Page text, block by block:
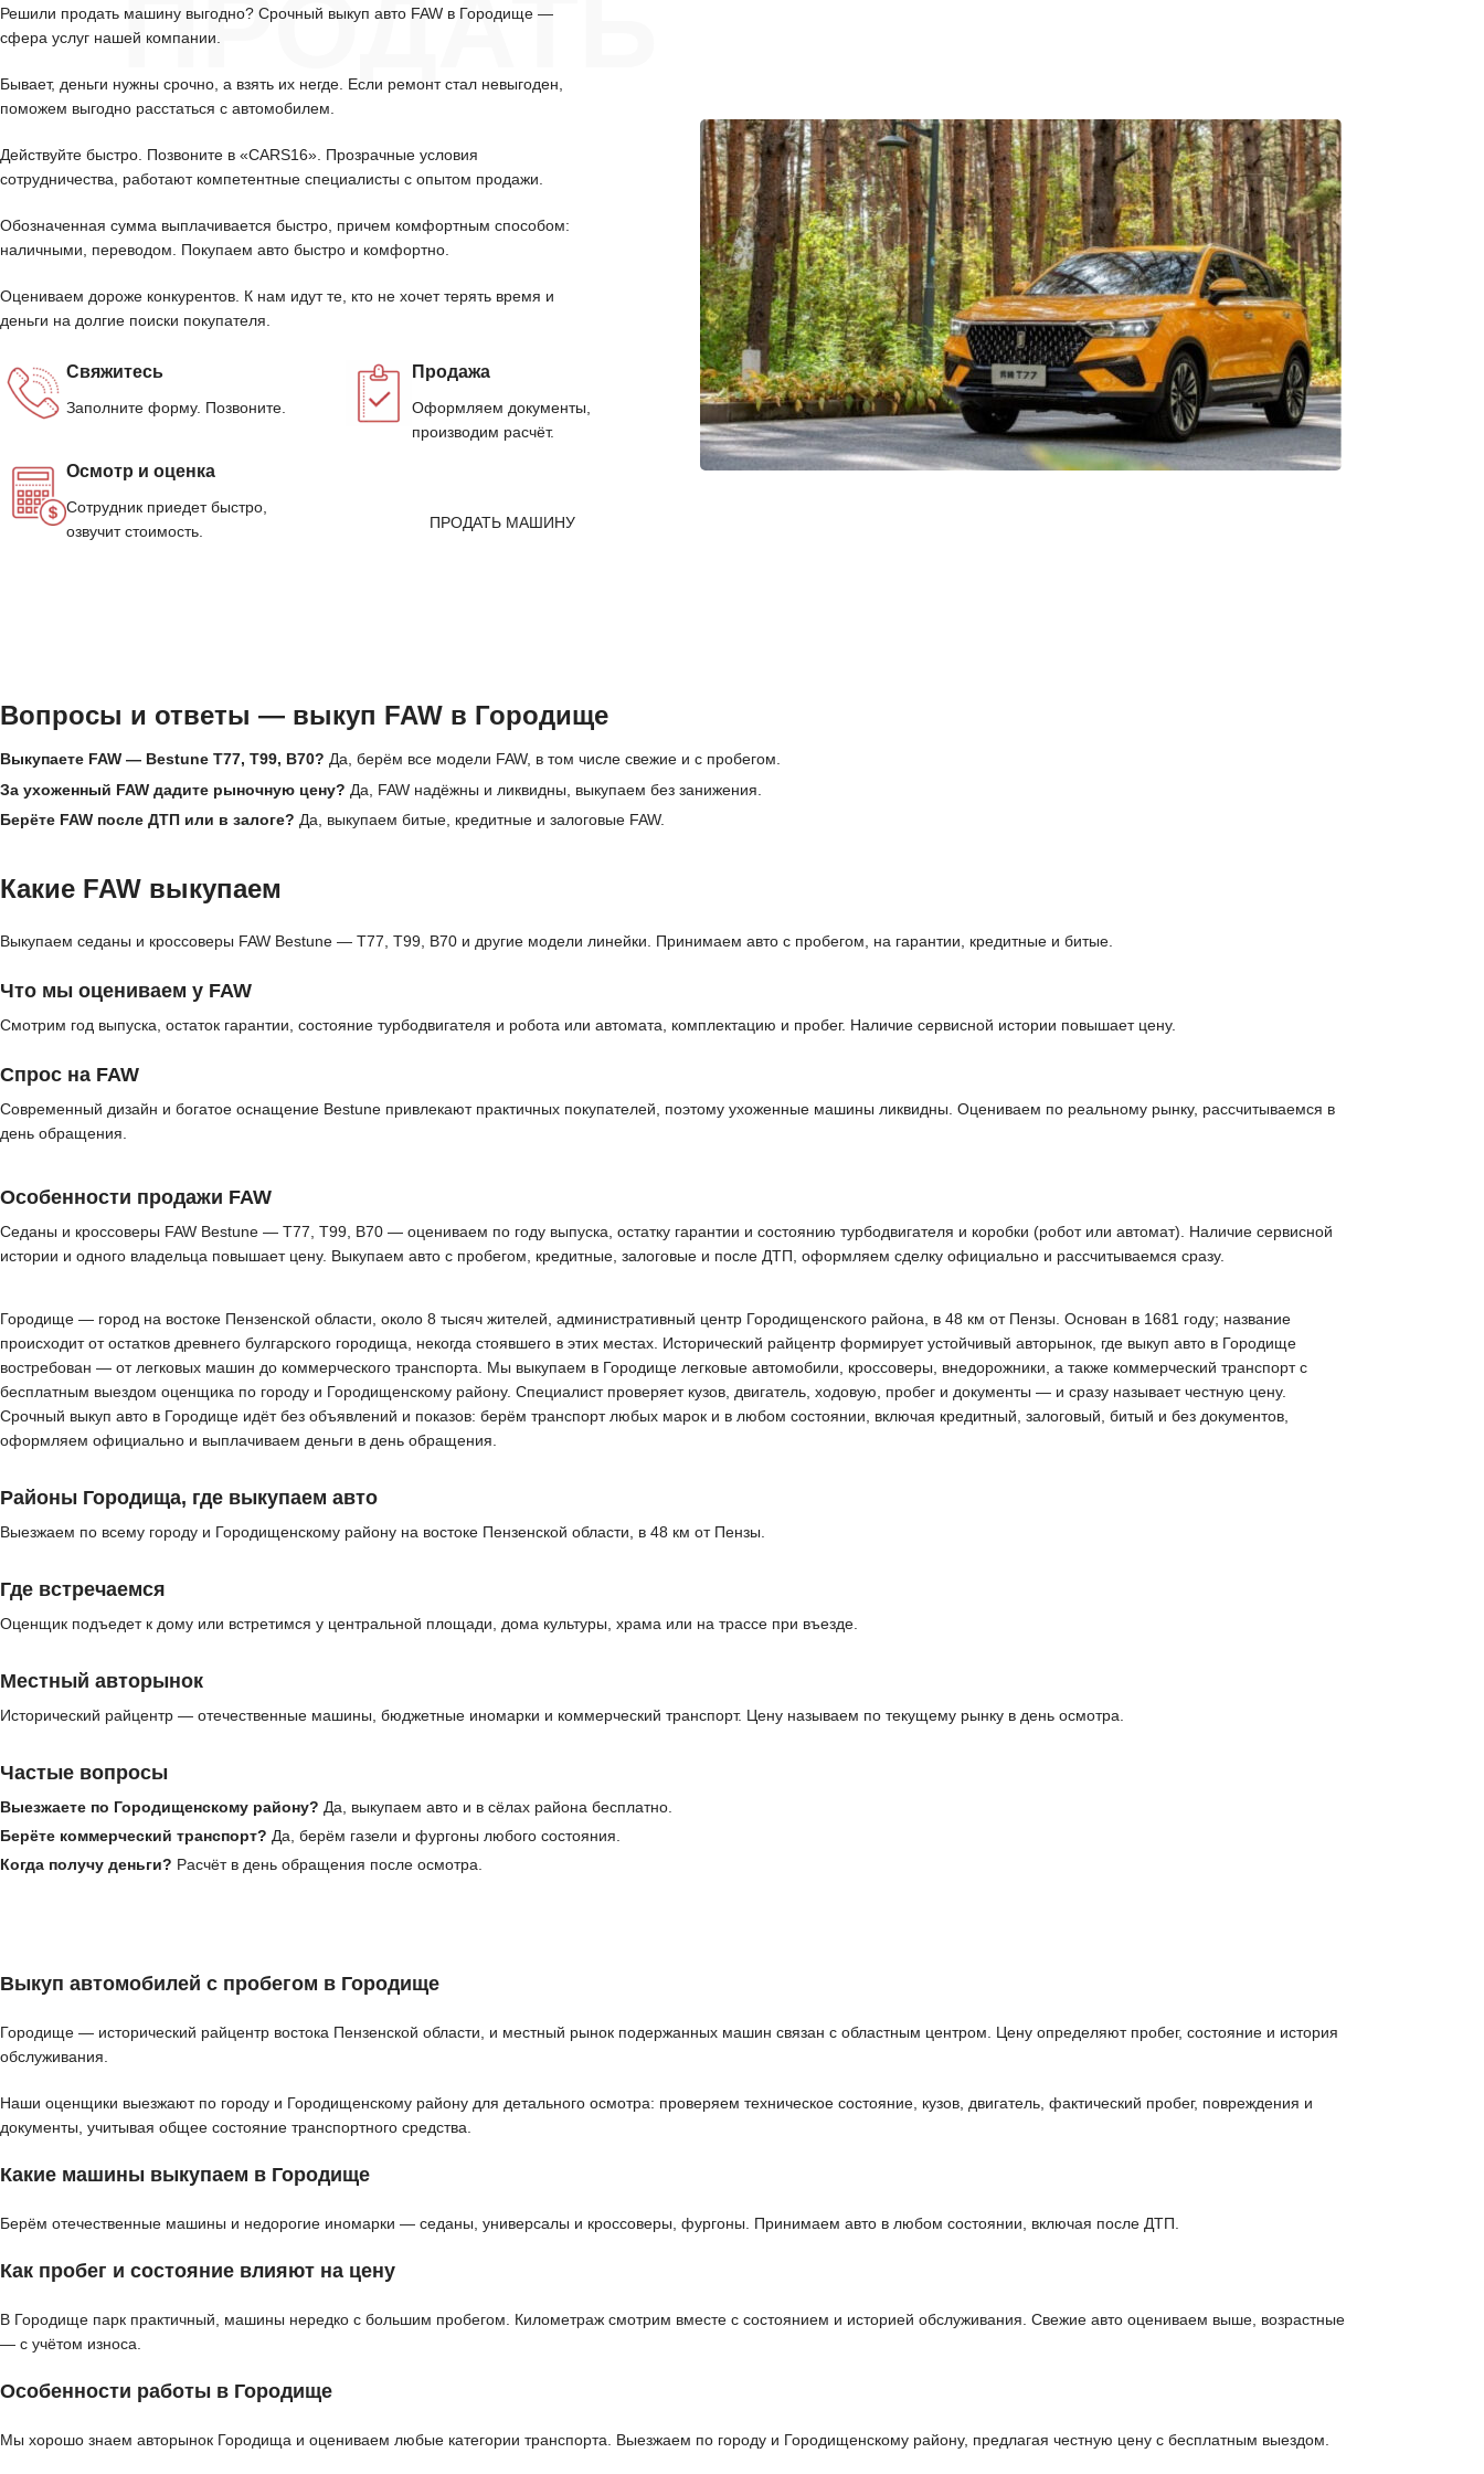
ПРОДАТЬ
Решили продать машину выгодно? Срочный выкуп авто FAW в Городище —
сфера услуг нашей компании.
Бывает, деньги нужны срочно, а взять их негде. Если ремонт стал невыгоден,
поможем выгодно расстаться с автомобилем.
Действуйте быстро. Позвоните в «CARS16». Прозрачные условия
сотрудничества, работают компетентные специалисты с опытом продажи.
Обозначенная сумма выплачивается быстро, причем комфортным способом:
наличными, переводом. Покупаем авто быстро и комфортно.
Оцениваем дороже конкурентов. К нам идут те, кто не хочет терять время и
деньги на долгие поиски покупателя.
Свяжитесь
Заполните форму. Позвоните.
Осмотр и оценка
Сотрудник приедет быстро,
озвучит стоимость.
Продажа
Оформляем документы,
производим расчёт.
ПРОДАТЬ МАШИНУ
Вопросы и ответы — выкуп FAW в Городище
Выкупаете FAW — Bestune T77, T99, B70? Да, берём все модели FAW, в том числе свежие и с пробегом.
За ухоженный FAW дадите рыночную цену? Да, FAW надёжны и ликвидны, выкупаем без занижения.
Берёте FAW после ДТП или в залоге? Да, выкупаем битые, кредитные и залоговые FAW.
Какие FAW выкупаем
Выкупаем седаны и кроссоверы FAW Bestune — T77, T99, B70 и другие модели линейки. Принимаем авто с пробегом, на гарантии, кредитные и битые.
Что мы оцениваем у FAW
Смотрим год выпуска, остаток гарантии, состояние турбодвигателя и робота или автомата, комплектацию и пробег. Наличие сервисной истории повышает цену.
Спрос на FAW
Современный дизайн и богатое оснащение Bestune привлекают практичных покупателей, поэтому ухоженные машины ликвидны. Оцениваем по реальному рынку, рассчитываемся в
день обращения.
Особенности продажи FAW
Седаны и кроссоверы FAW Bestune — T77, T99, B70 — оцениваем по году выпуска, остатку гарантии и состоянию турбодвигателя и коробки (робот или автомат). Наличие сервисной
истории и одного владельца повышает цену. Выкупаем авто с пробегом, кредитные, залоговые и после ДТП, оформляем сделку официально и рассчитываемся сразу.
Городище — город на востоке Пензенской области, около 8 тысяч жителей, административный центр Городищенского района, в 48 км от Пензы. Основан в 1681 году; название
происходит от остатков древнего булгарского городища, некогда стоявшего в этих местах. Исторический райцентр формирует устойчивый авторынок, где выкуп авто в Городище
востребован — от легковых машин до коммерческого транспорта. Мы выкупаем в Городище легковые автомобили, кроссоверы, внедорожники, а также коммерческий транспорт с
бесплатным выездом оценщика по городу и Городищенскому району. Специалист проверяет кузов, двигатель, ходовую, пробег и документы — и сразу называет честную цену.
Срочный выкуп авто в Городище идёт без объявлений и показов: берём транспорт любых марок и в любом состоянии, включая кредитный, залоговый, битый и без документов,
оформляем официально и выплачиваем деньги в день обращения.
Районы Городища, где выкупаем авто
Выезжаем по всему городу и Городищенскому району на востоке Пензенской области, в 48 км от Пензы.
Где встречаемся
Оценщик подъедет к дому или встретимся у центральной площади, дома культуры, храма или на трассе при въезде.
Местный авторынок
Исторический райцентр — отечественные машины, бюджетные иномарки и коммерческий транспорт. Цену называем по текущему рынку в день осмотра.
Частые вопросы
Выезжаете по Городищенскому району? Да, выкупаем авто и в сёлах района бесплатно.
Берёте коммерческий транспорт? Да, берём газели и фургоны любого состояния.
Когда получу деньги? Расчёт в день обращения после осмотра.
Выкуп автомобилей с пробегом в Городище
Городище — исторический райцентр востока Пензенской области, и местный рынок подержанных машин связан с областным центром. Цену определяют пробег, состояние и история
обслуживания.
Наши оценщики выезжают по городу и Городищенскому району для детального осмотра: проверяем техническое состояние, кузов, двигатель, фактический пробег, повреждения и
документы, учитывая общее состояние транспортного средства.
Какие машины выкупаем в Городище
Берём отечественные машины и недорогие иномарки — седаны, универсалы и кроссоверы, фургоны. Принимаем авто в любом состоянии, включая после ДТП.
Как пробег и состояние влияют на цену
В Городище парк практичный, машины нередко с большим пробегом. Километраж смотрим вместе с состоянием и историей обслуживания. Свежие авто оцениваем выше, возрастные
— с учётом износа.
Особенности работы в Городище
Мы хорошо знаем авторынок Городища и оцениваем любые категории транспорта. Выезжаем по городу и Городищенскому району, предлагая честную цену с бесплатным выездом.